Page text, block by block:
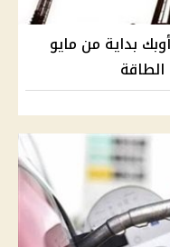
بداية من مايو